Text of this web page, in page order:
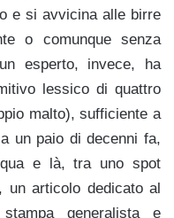
e si avvicina alle birre
o comunque senza
esperto, invece, ha
lessico di quattro
malto), sufficiente a
un paio di decenni fa,
e là, tra uno spot
articolo dedicato al
stampa generalista e